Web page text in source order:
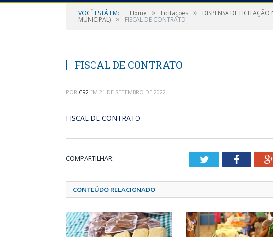
VOCÊ ESTÁ EM: Home » Licitações » DISPENSA DE
MUNICIPAL) » FISCAL DE CONTRATO
FISCAL DE CONTRATO
POR CR2 EM 21 DE SETEMBRO DE 2022
FISCAL DE CONTRATO
COMPARTILHAR: TwitterFacebook
CONTEÚDO RELACIONADO